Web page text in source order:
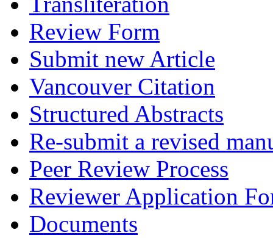
Review Form
Submit new Article
Vancouver Citation
Structured Abstracts
Re-submit a revised
Peer Review Process
Reviewer Application
Documents